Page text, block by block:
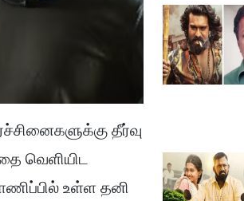
தீர்வு
வெளியிட
உள்ள தனி